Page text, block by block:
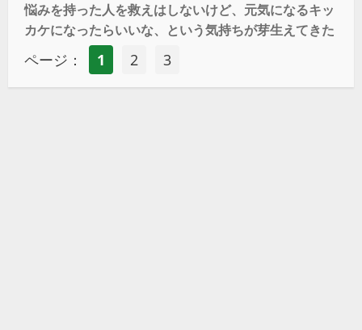
悩みを持った人を救えはしないけど、元気になるキッ
カケになったらいいな、という気持ちが芽生えてきた
ページ： 1 2 3